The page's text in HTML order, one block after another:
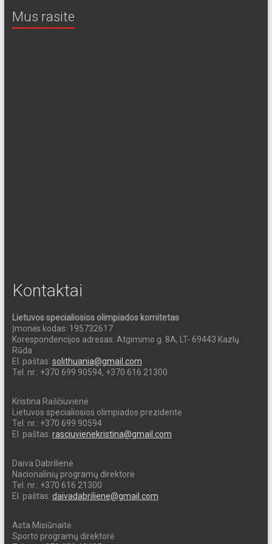
Mus rasite
Kontaktai
Lietuvos specialiosios olimpiados komitetas
Įmonės kodas: 195732617
Korespondencijos adresas: Atgimimo g. 8A, LT- 69443 Kazlų
Rūda
El. paštas: solithuania@gmail.com
Tel. nr.: +370 699 90594, +370 616 21300
Kristina Raščiuvienė
Lietuvos specialiosios olimpiados prezidentė
Tel. nr.: +370 699 90594
El. paštas: rasciuvienekristina@gmail.com
Daiva Dabrilienė
Nacionalinių programų direktorė
Tel. nr.: +370 616 21300
El. paštas: daivadabriliene@gmail.com
Asta Misiūnaitė
Sporto programų direktorė